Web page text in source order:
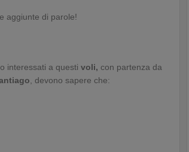
aggiunte di parole!
interessati a questi voli, con partenza da
, devono sapere che: